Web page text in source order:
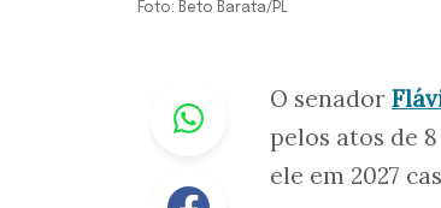
Foto: Beto Barata/PL
Whastapp
Facebook
O senador
pelos atos de
ele em 2027